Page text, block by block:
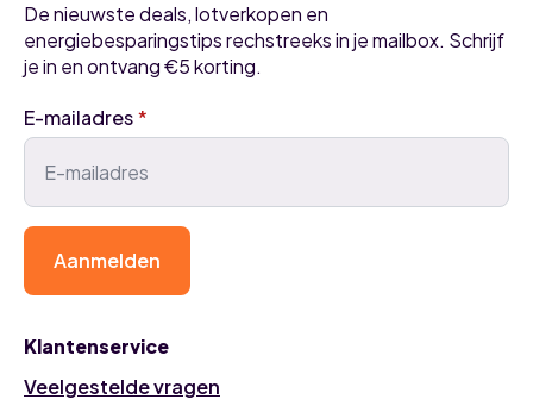
Klantenservice
Veelgestelde vragen
De nieuwste deals, lotverkopen en
energiebesparingstips rechstreeks in je mailbox. Schrijf
je in en ontvang €5 korting.
E-mailadres*
Aanmelden